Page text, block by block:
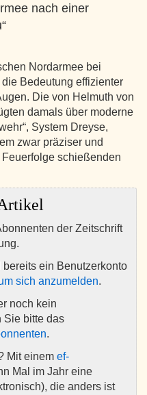
nach einer
Nordarmee bei
Bedeutung effizienter
Die von Helmuth von
damals über moderne
System Dreyse,
zwar präziser und
schießenden
der Zeitschrift
ein Benutzerkonto
sich anzumelden.
noch kein
Sie bitte das
.
Mit einem ef-
Mal im Jahr eine
die anders ist